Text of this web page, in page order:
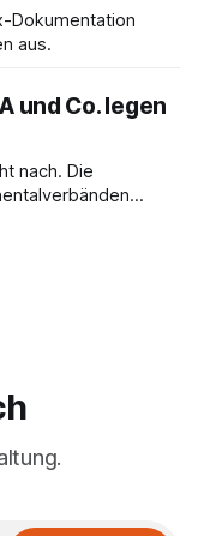
Dokumentation
aus.
und Co. legen
nach. Die